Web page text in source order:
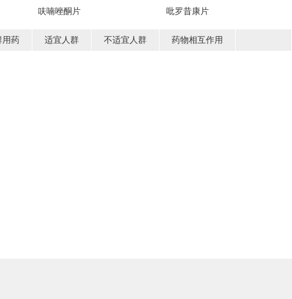
呋喃唑酮片 吡罗昔康片
用药 适宜人群 不适宜人群 药物相互作用